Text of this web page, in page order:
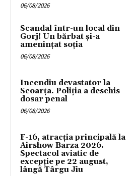
06/08/2026
Scandal într-un local din
Gorj! Un bărbat și-a
amenințat soția
06/08/2026
Incendiu devastator la
Scoarța. Poliția a deschis
dosar penal
06/08/2026
F-16, atracția principală la
Airshow Barza 2026.
Spectacol aviatic de
excepție pe 22 august,
lângă Târgu Jiu